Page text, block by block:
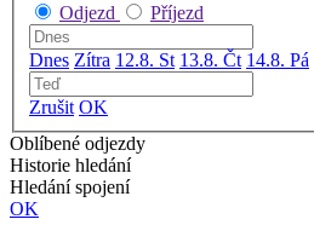
Odjezd
Příjezd
Dnes Zítra 12.8. St 13.8. Čt 14.8. Pá
Zrušit OK
Oblíbené odjezdy
Historie hledání
Hledání spojení
OK